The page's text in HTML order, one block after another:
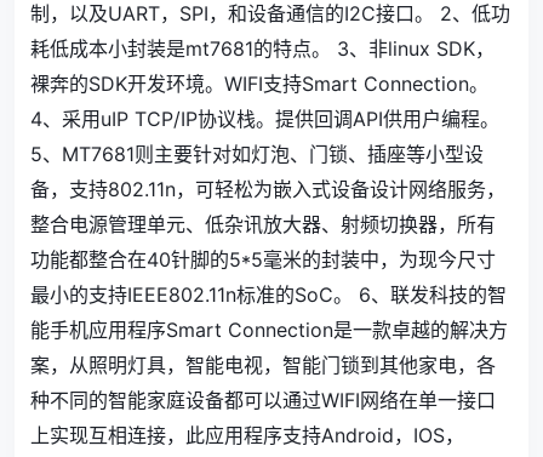
制，以及UART，SPI，和设备通信的I2C接口。 2、低功
耗低成本小封装是mt7681的特点。 3、非linux SDK，
裸奔的SDK开发环境。WIFI支持Smart Connection。
4、采用uIP TCP/IP协议栈。提供回调API供用户编程。
5、MT7681则主要针对如灯泡、门锁、插座等小型设
备，支持802.11n，可轻松为嵌入式设备设计网络服务，
整合电源管理单元、低杂讯放大器、射频切换器，所有
功能都整合在40针脚的5*5毫米的封装中，为现今尺寸
最小的支持IEEE802.11n标准的SoC。 6、联发科技的智
能手机应用程序Smart Connection是一款卓越的解决方
案，从照明灯具，智能电视，智能门锁到其他家电，各
种不同的智能家庭设备都可以通过WIFI网络在单一接口
上实现互相连接，此应用程序支持Android，IOS，